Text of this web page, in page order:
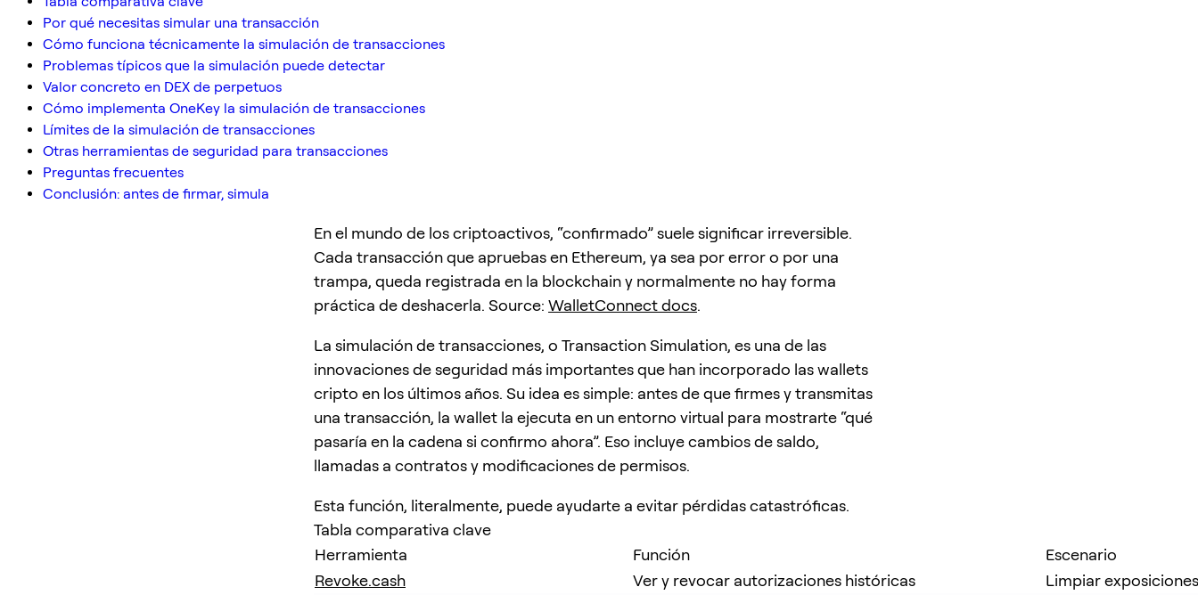
Por qué necesitas simular una transacción
Cómo funciona técnicamente la simulación de transacciones
Problemas típicos que la simulación puede detectar
Valor concreto en DEX de perpetuos
Cómo implementa OneKey la simulación de transacciones
Límites de la simulación de transacciones
Otras herramientas de seguridad para transacciones
Preguntas frecuentes
Conclusión: antes de firmar, simula
En el mundo de los criptoactivos, “confirmado” suele significar irreversible.
Cada transacción que apruebas en Ethereum, ya sea por error o por una
trampa, queda registrada en la blockchain y normalmente no hay forma
práctica de deshacerla. Source: WalletConnect docs.
La simulación de transacciones, o Transaction Simulation, es una de las
innovaciones de seguridad más importantes que han incorporado las wallets
cripto en los últimos años. Su idea es simple: antes de que firmes y transmitas
una transacción, la wallet la ejecuta en un entorno virtual para mostrarte “qué
pasaría en la cadena si confirmo ahora”. Eso incluye cambios de saldo,
llamadas a contratos y modificaciones de permisos.
Esta función, literalmente, puede ayudarte a evitar pérdidas catastróficas.
Tabla comparativa clave
Herramienta
Función
Escenario
Revoke.cash
Ver y revocar autorizaciones históricas
Limpiar